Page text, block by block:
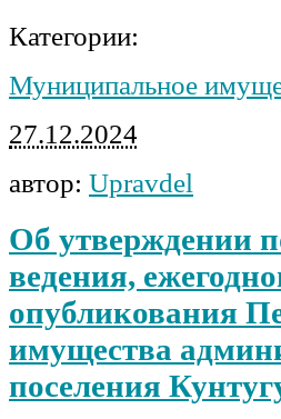
Категории:
Муниципальное
27.12.2024
автор: Upravdel
Об утверждении
ведения,
опубликования
имущества
поселения